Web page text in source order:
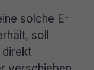
solche E-
soll
direkt